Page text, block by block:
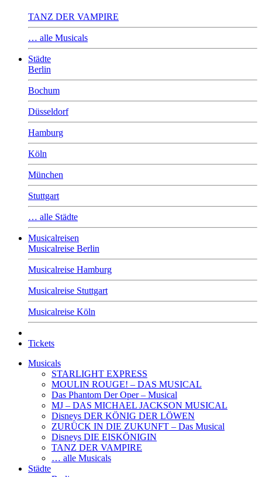
TANZ DER VAMPIRE
… alle Musicals
Städte
Berlin
Bochum
Düsseldorf
Hamburg
Köln
München
Stuttgart
… alle Städte
Musicalreisen
Musicalreise Berlin
Musicalreise Hamburg
Musicalreise Stuttgart
Musicalreise Köln
Tickets
Musicals
STARLIGHT EXPRESS
MOULIN ROUGE! – DAS MUSICAL
Das Phantom Der Oper – Musical
MJ – DAS MICHAEL JACKSON MUSICAL
Disneys DER KÖNIG DER LÖWEN
ZURÜCK IN DIE ZUKUNFT – Das Musical
Disneys DIE EISKÖNIGIN
TANZ DER VAMPIRE
… alle Musicals
Städte